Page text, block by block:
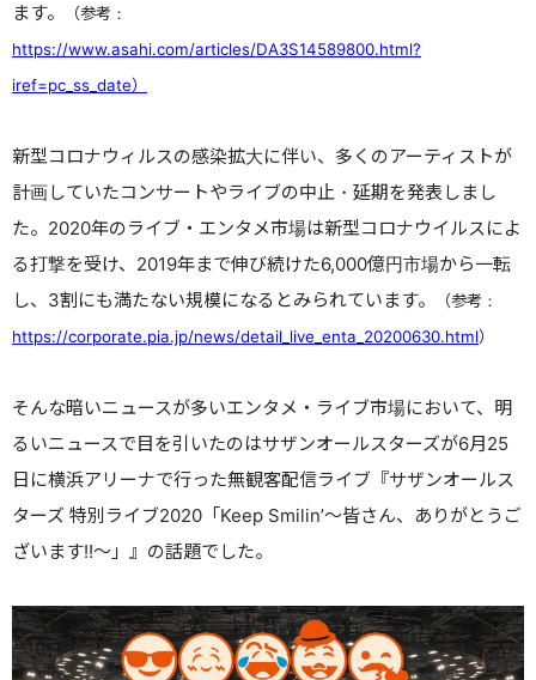
ます。
（参考：
https://www.asahi.com/articles/DA3S14589800.html?
iref=pc_ss_date）
新型コロナウィルスの感染拡大に伴い、多くのアーティストが
計画していたコンサートやライブの中止・延期を発表しまし
た。2020年のライブ・エンタメ市場は新型コロナウイルスによ
る打撃を受け、2019年まで伸び続けた6,000億円市場から一転
し、3割にも満たない規模になるとみられています。
（参考：
https://corporate.pia.jp/news/detail_live_enta_20200630.html）
そんな暗いニュースが多いエンタメ・ライブ市場において、明
るいニュースで目を引いたのはサザンオールスターズが6月25
日に横浜アリーナで行った無観客配信ライブ『サザンオールス
ターズ 特別ライブ2020「Keep Smilin’～皆さん、ありがとうご
ざいます!!～」』の話題でした。